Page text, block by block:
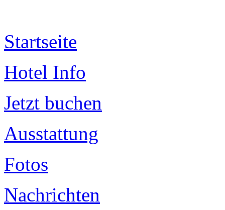
Startseite
Hotel Info
Jetzt buchen
Ausstattung
Fotos
Nachrichten